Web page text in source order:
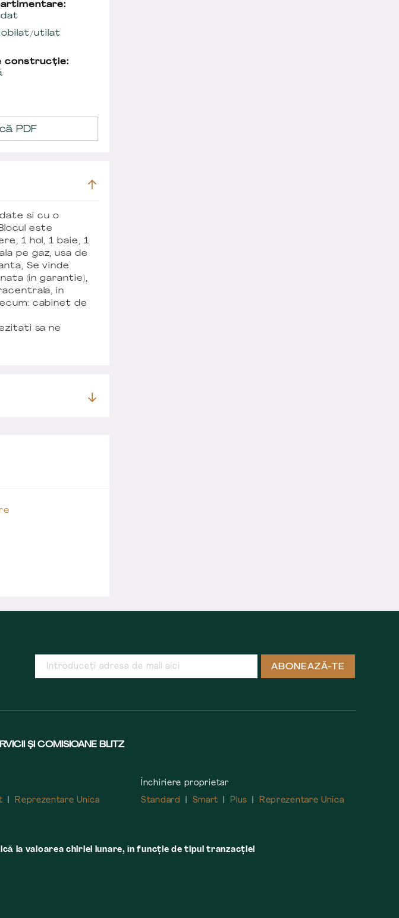
utilat
construcție:
PDF
si cu o
este
1 hol, 1 baie, 1
pe gaz, usa de
Se vinde
(in garantie),
in
cabinet de
sa ne
ABONEAZĂ-TE
ȘI COMISIOANE BLITZ
Reprezentare Unica
Închiriere proprietar
Standard
Smart Plus Reprezentare Unica
la valoarea chiriei lunare, în funcție de tipul tranzacției